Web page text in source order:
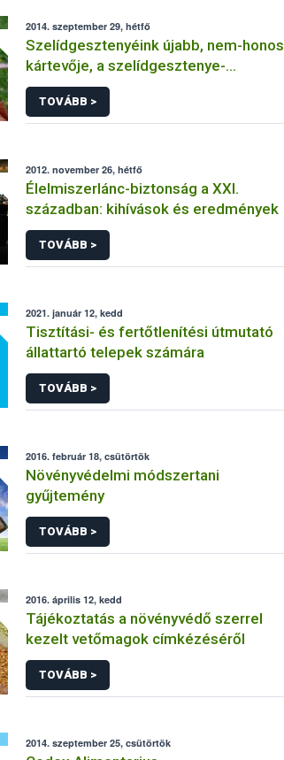
2014. szeptember 29, hétfő
Szelídgesztenyéink újabb, nem-honos
kártevője, a szelídgesztenye-
gubacsdarázs
TOVÁBB >
2012. november 26, hétfő
Élelmiszerlánc-biztonság a XXI.
században: kihívások és eredmények
TOVÁBB >
2021. január 12, kedd
Tisztítási- és fertőtlenítési útmutató
állattartó telepek számára
TOVÁBB >
2016. február 18, csütörtök
Növényvédelmi módszertani
gyűjtemény
TOVÁBB >
2016. április 12, kedd
Tájékoztatás a növényvédő szerrel
kezelt vetőmagok címkézéséről
TOVÁBB >
2014. szeptember 25, csütörtök